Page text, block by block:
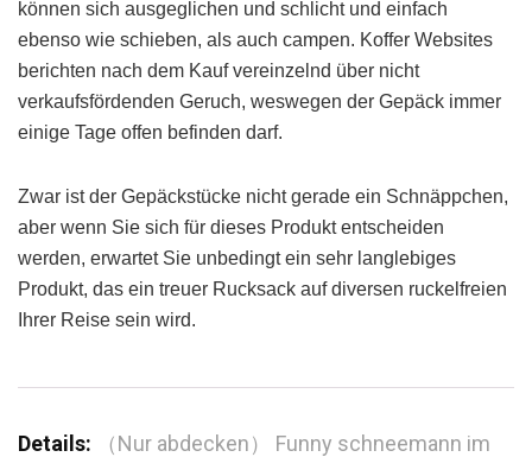
können sich ausgeglichen und schlicht und einfach
ebenso wie schieben, als auch campen. Koffer Websites
berichten nach dem Kauf vereinzelnd über nicht
verkaufsfördenden Geruch, weswegen der Gepäck immer
einige Tage offen befinden darf.
Zwar ist der Gepäckstücke nicht gerade ein Schnäppchen,
aber wenn Sie sich für dieses Produkt entscheiden
werden, erwartet Sie unbedingt ein sehr langlebiges
Produkt, das ein treuer Rucksack auf diversen ruckelfreien
Ihrer Reise sein wird.
Details:
（Nur abdecken） Funny schneemann im